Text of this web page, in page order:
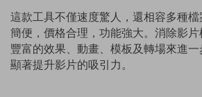
這款工具不僅速度驚人，還相容多種
簡便，價格合理，功能強大。消除影
豐富的效果、動畫、模板及轉場來進一
顯著提升影片的吸引力。